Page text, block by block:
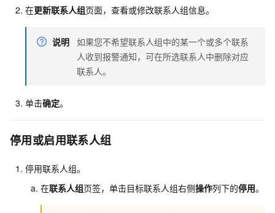
在更新联系人组页面，查看或修改联系人组信息。
说明 如果您不希望联系人组中的某一个或多个联系
人收到报警通知，可在所选联系人中删除对应
联系人。
单击确定。
停用或启用联系人组
停用联系人组。
在联系人组页签，单击目标联系人组右侧操作列下的停用。